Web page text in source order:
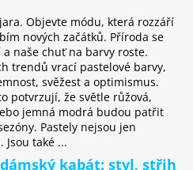
Objevte módu, která rozzáří
nových začátků. Příroda se
naše chuť na barvy roste.
trendů vrací pastelové barvy,
svěžest a optimismus.
potvrzují, že světle růžová,
jemná modrá budou patřit
Pastely nejsou jen
také ...
kabát: styl, střih